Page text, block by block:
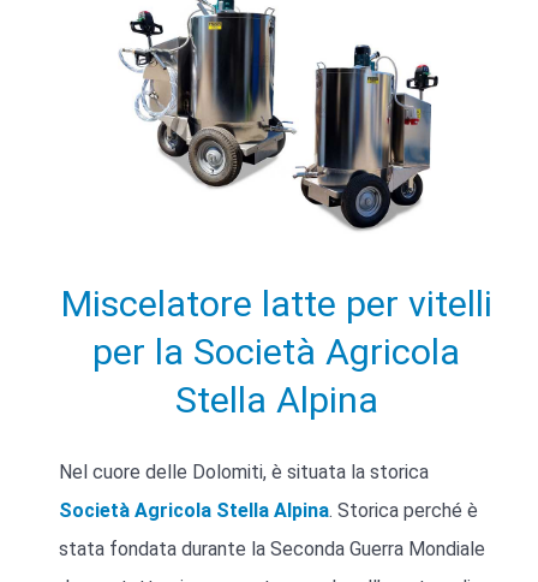
Miscelatore latte per vitelli
per la Società Agricola
Stella Alpina
Nel cuore delle Dolomiti, è situata la storica
Società Agricola Stella Alpina. Storica perché è
stata fondata durante la Seconda Guerra Mondiale